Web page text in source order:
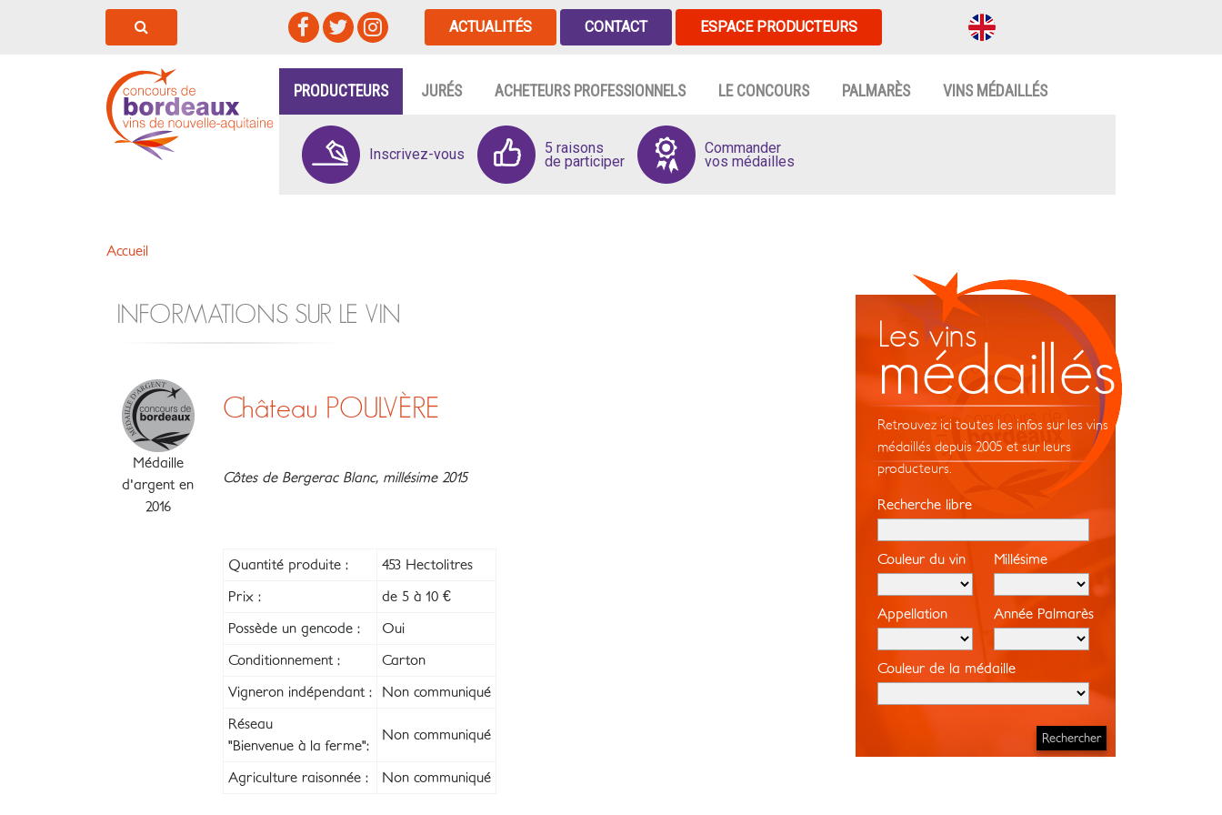
ACTUALITÉS CONTACT ESPACE PRODUCTEURS
PRODUCTEURS JURÉS ACHETEURS PROFESSIONNELS LE CONCOURS PALMARÈS VINS MÉDAILLÉS
Inscrivez-vous 5 raisons
de participer
Commander
vos médailles
Accueil
INFORMATIONS SUR LE VIN
Médaille
d'argent en
2016
Château POULVÈRE
Côtes de Bergerac Blanc, millésime 2015
Quantité produite : 453 Hectolitres
Prix : de 5 à 10 €
Possède un gencode : Oui
Conditionnement : Carton
Vigneron indépendant : Non communiqué
Réseau
"Bienvenue à la ferme":
Non communiqué
Agriculture raisonnée : Non communiqué
Les vins
médaillés
Retrouvez ici toutes les infos sur les vins
médaillés depuis 2005 et sur leurs
producteurs.
Recherche libre
Couleur du vin Millésime
Appellation Année Palmarès
Couleur de la médaille